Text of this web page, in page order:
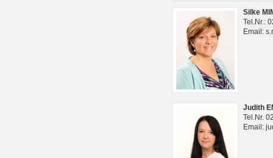
Silke
Tel.Nr.:
Email:
Judith
Tel.Nr.
Email: